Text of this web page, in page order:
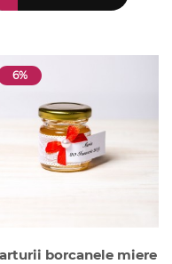
6%
borcanele miere